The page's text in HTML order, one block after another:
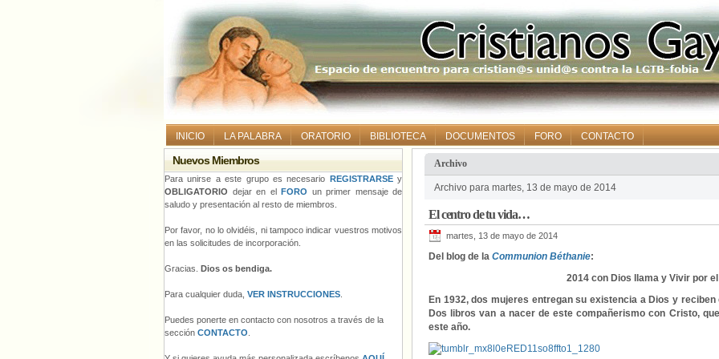
INICIO LA PALABRA ORATORIO BIBLIOTECA DOCUMENTOS FORO CONTACTO
Archivo
Archivo para martes, 13 de mayo de 2014
El centro de tu vida…
martes, 13 de mayo de 2014
Del blog de la Communion Béthanie:
2014 con Dios llama y Vivir por
En 1932, dos mujeres entregan su existencia a Dios y
Dos libros van a nacer de este compañerismo con Cristo,
este año.
Nuevos Miembros
Para unirse a este grupo es necesario REGISTRARSEy
OBLIGATORIO dejar en el FORO un primer mensaje de
saludo y presentación al resto de miembros.
Por favor, no lo olvidéis, ni tampoco indicar vuestros motivos
en las solicitudes de incorporación.
Gracias. Dios os bendiga.
Para cualquier duda, VER INSTRUCCIONES
Puedes ponerte en contacto con nosotros a través de la
sección CONTACTO